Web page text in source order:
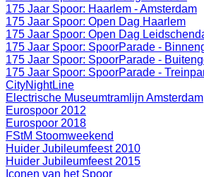
175 Jaar Spoor: Haarlem - Amsterdam
175 Jaar Spoor: Open Dag Haarlem
175 Jaar Spoor: Open Dag
175 Jaar Spoor: SpoorParade -
175 Jaar Spoor: SpoorParade -
175 Jaar Spoor: SpoorParade -
CityNightLine
Electrische Museumtramlijn Amsterdam
Eurospoor 2012
Eurospoor 2018
FStM Stoomweekend
Huider Jubileumfeest 2010
Huider Jubileumfeest 2015
Iconen van het Spoor